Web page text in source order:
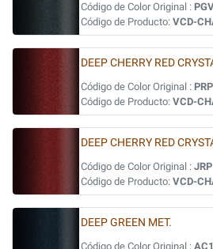
Código de Color Original :
Código de Producto: VCD-
DEEP CHERRY RED
Código de Color Original : PRP
Código de Producto: VCD-
DEEP CHERRY RED
Código de Color Original : JRP
Código de Producto: VCD-
DEEP GREEN MET.
Código de Color Original :